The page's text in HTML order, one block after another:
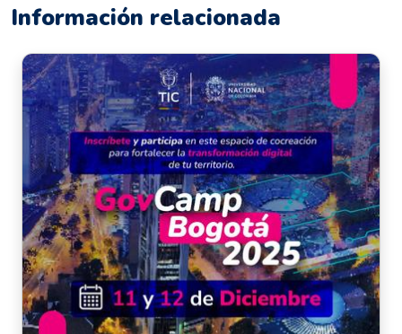
Información relacionada